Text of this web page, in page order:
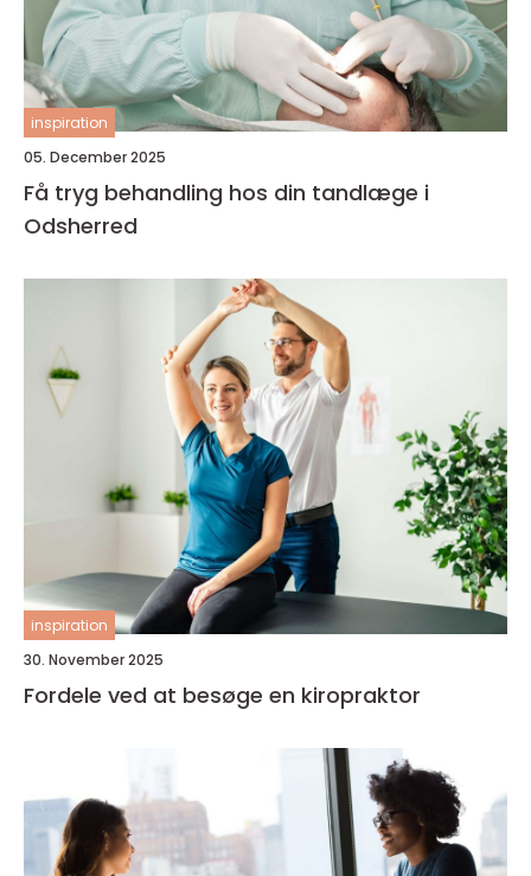
inspiration
05. December 2025
Få tryg behandling hos din tandlæge i
Odsherred
inspiration
30. November 2025
Fordele ved at besøge en kiropraktor